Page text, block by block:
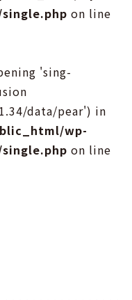
on line
'sing-
data/pear') in
wp-
on line